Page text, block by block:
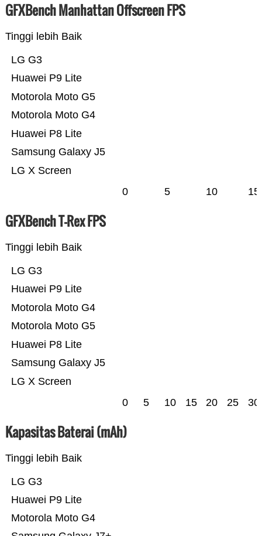
GFXBench Manhattan Offscreen FPS
Tinggi lebih Baik
LG X Screen
Samsung Galaxy J5
Huawei P8 Lite
Motorola Moto G4
Motorola Moto G5
Huawei P9 Lite
LG G3
0 5 10 15
GFXBench T-Rex FPS
Tinggi lebih Baik
LG X Screen
Samsung Galaxy J5
Huawei P8 Lite
Motorola Moto G5
Motorola Moto G4
Huawei P9 Lite
LG G3
0 5 10 15 20 25 30
Kapasitas Baterai (mAh)
Tinggi lebih Baik
Motorola Moto G4
Huawei P9 Lite
LG G3